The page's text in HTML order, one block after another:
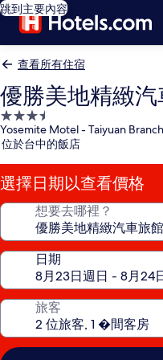
跳到主要內容
查看所有住宿
優勝美地精緻
3.5
星
級
住
宿
Yosemite Motel - Taiyuan Branch
位於台中的飯店
選擇日期以查看價格
想要去哪裡？
日期
旅客